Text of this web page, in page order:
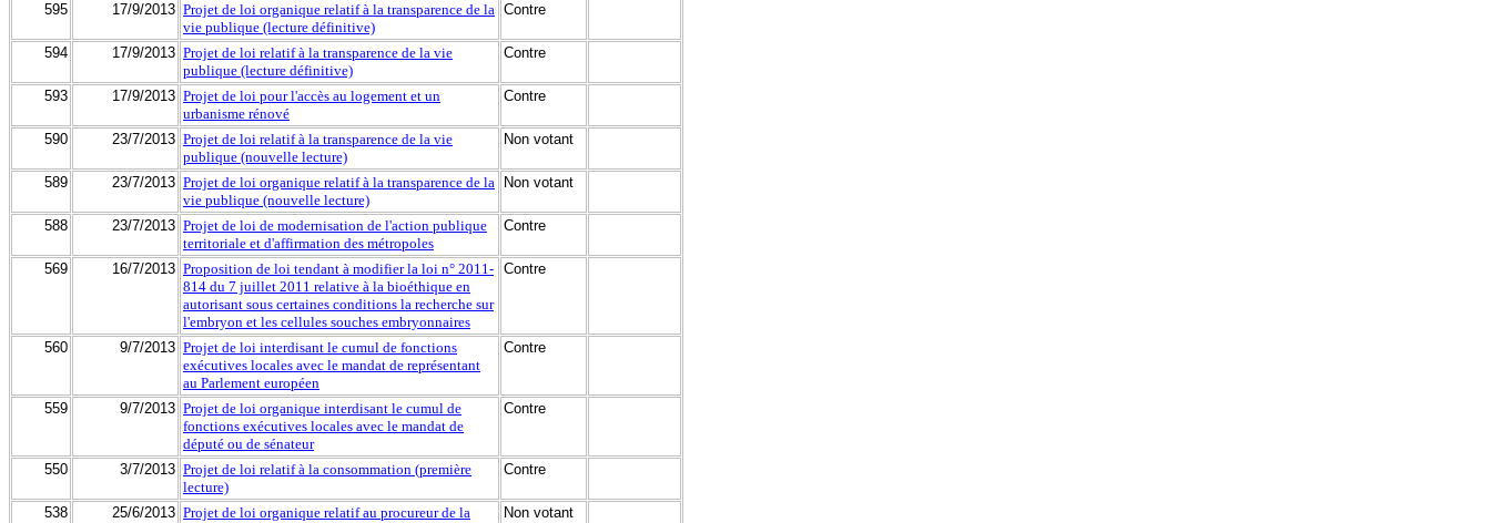
595 17/9/2013 Projet de loi organique relatif à la transparence de la
vie publique (lecture définitive)
Contre
594 17/9/2013 Projet de loi relatif à la transparence de la vie
publique (lecture définitive)
Contre
593 17/9/2013 Projet de loi pour l'accès au logement et un
urbanisme rénové
Contre
590 23/7/2013 Projet de loi relatif à la transparence de la vie
publique (nouvelle lecture)
Non votant
589 23/7/2013 Projet de loi organique relatif à la transparence de la
vie publique (nouvelle lecture)
Non votant
588 23/7/2013 Projet de loi de modernisation de l'action publique
territoriale et d'affirmation des métropoles
Contre
569 16/7/2013 Proposition de loi tendant à modifier la loi n° 2011-
814 du 7 juillet 2011 relative à la bioéthique en
autorisant sous certaines conditions la recherche sur
l'embryon et les cellules souches embryonnaires
Contre
560 9/7/2013 Projet de loi interdisant le cumul de fonctions
exécutives locales avec le mandat de représentant
au Parlement européen
Contre
559 9/7/2013 Projet de loi organique interdisant le cumul de
fonctions exécutives locales avec le mandat de
député ou de sénateur
Contre
550 3/7/2013 Projet de loi relatif à la consommation (première
lecture)
Contre
538 25/6/2013 Projet de loi organique relatif au procureur de la
Non votant